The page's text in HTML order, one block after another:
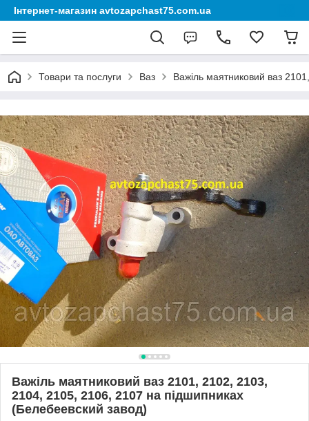
Інтернет-магазин avtozapchast75.com.ua
Товари та послуги Ваз Важіль маятниковий ваз
Важіль маятниковий ваз 2101, 2102, 2103,
2104, 2105, 2106, 2107 на підшипниках
(Белебеевский завод)